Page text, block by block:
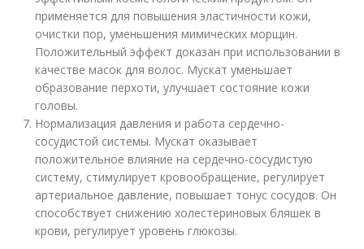
применяется для повышения эластичности кожи,
очистки пор, уменьшения мимических морщин.
Положительный эффект доказан при использовании в
качестве масок для волос. Мускат уменьшает
образование перхоти, улучшает состояние кожи
головы.
Нормализация давления и работа сердечно-
сосудистой системы. Мускат оказывает
положительное влияние на сердечно-сосудистую
систему, стимулирует кровообращение, регулирует
артериальное давление, повышает тонус сосудов. Он
способствует снижению холестериновых бляшек в
крови, регулирует уровень глюкозы.